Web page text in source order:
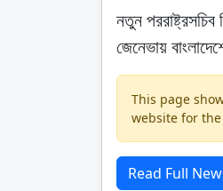
নতুন পররাষ্ট্রসচিব
জেনেভায়
This page
website for
Read Full